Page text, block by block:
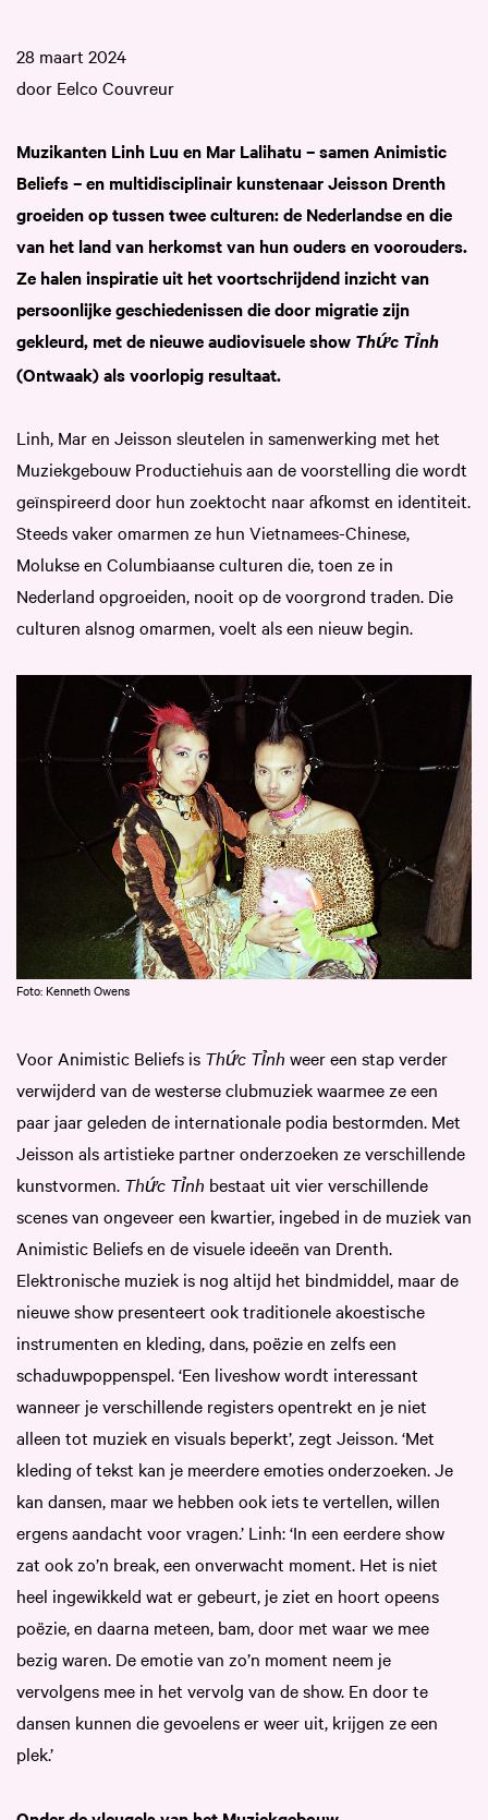
28 maart 2024
door Eelco Couvreur
Muzikanten Linh Luu en Mar Lalihatu – samen Animistic
Beliefs – en multidisciplinair kunstenaar Jeisson Drenth
groeiden op tussen twee culturen: de Nederlandse en die
van het land van herkomst van hun ouders en voorouders.
Ze halen inspiratie uit het voortschrijdend inzicht van
persoonlijke geschiedenissen die door migratie zijn
gekleurd, met de nieuwe audiovisuele show Thức Tỉnh
(Ontwaak) als voorlopig resultaat.
Linh, Mar en Jeisson sleutelen in samenwerking met het
Muziekgebouw Productiehuis aan de voorstelling die wordt
geïnspireerd door hun zoektocht naar afkomst en identiteit.
Steeds vaker omarmen ze hun Vietnamees-Chinese,
Molukse en Columbiaanse culturen die, toen ze in
Nederland opgroeiden, nooit op de voorgrond traden. Die
culturen alsnog omarmen, voelt als een nieuw begin.
Foto: Kenneth Owens
Voor Animistic Beliefs is Thức Tỉnh weer een stap verder
verwijderd van de westerse clubmuziek waarmee ze een
paar jaar geleden de internationale podia bestormden. Met
Jeisson als artistieke partner onderzoeken ze verschillende
kunstvormen. Thức Tỉnh bestaat uit vier verschillende
scenes van ongeveer een kwartier, ingebed in de muziek van
Animistic Beliefs en de visuele ideeën van Drenth.
Elektronische muziek is nog altijd het bindmiddel, maar de
nieuwe show presenteert ook traditionele akoestische
instrumenten en kleding, dans, poëzie en zelfs een
schaduwpoppenspel. ‘Een liveshow wordt interessant
wanneer je verschillende registers opentrekt en je niet
alleen tot muziek en visuals beperkt’, zegt Jeisson. ‘Met
kleding of tekst kan je meerdere emoties onderzoeken. Je
kan dansen, maar we hebben ook iets te vertellen, willen
ergens aandacht voor vragen.’ Linh: ‘In een eerdere show
zat ook zo’n break, een onverwacht moment. Het is niet
heel ingewikkeld wat er gebeurt, je ziet en hoort opeens
poëzie, en daarna meteen, bam, door met waar we mee
bezig waren. De emotie van zo’n moment neem je
vervolgens mee in het vervolg van de show. En door te
dansen kunnen die gevoelens er weer uit, krijgen ze een
plek.’